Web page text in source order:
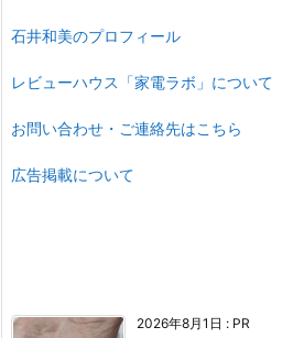
石井和美のプロフィール
レビューハウス「家電ラボ」について
お問い合わせ・ご連絡先はこちら
広告掲載について
2026年8月1日 : PR